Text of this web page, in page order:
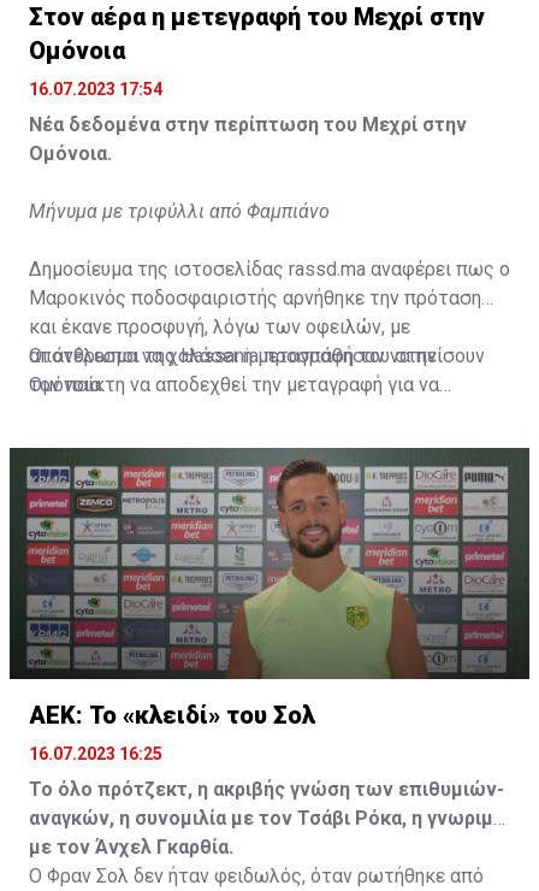
Στον αέρα η μετεγραφή του Μεχρί στην
Ομόνοια
16.07.2023 17:54
Νέα δεδομένα στην περίπτωση του Μεχρί στην
Ομόνοια.
Μήνυμα με τριφύλλι από Φαμπιάνο
Δημοσίευμα της ιστοσελίδας rassd.ma αναφέρει πως ο
Μαροκινός ποδοσφαιριστής αρνήθηκε την πρόταση
και έκανε προσφυγή, λόγω των οφειλών, με
αποτέλεσμα να χαλάσει η μεταγραφή του στην
Ομόνοια.
Οι άνθρωποι της Hassania προσπάθησαν να πείσουν
τον παίκτη να αποδεχθεί την μεταγραφή για να
μετακίνησή του, αλλά ο παίκτης αρνήθηκε και επέμεινε
να λύσει το συμβόλαιό του, ώστε να μετακομίσει
ελεύθερα σε οποιαδήποτε νέα ομάδα το τρέχον
καλοκαίρι.
ΑΕΚ: Το «κλειδί» του Σολ
16.07.2023 16:25
Το όλο πρότζεκτ, η ακριβής γνώση των επιθυμιών-
αναγκών, η συνομιλία με τον Τσάβι Ρόκα, η γνωριμία
με τον Άνχελ Γκαρθία.
Ο Φραν Σολ δεν ήταν φειδωλός, όταν ρωτήθηκε από